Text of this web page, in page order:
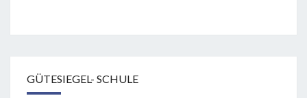
GÜTESIEGEL- SCHULE